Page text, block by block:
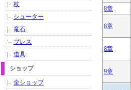
8章
8章
8章
9章
杖
シューター
竜石
ブレス
道具
ショップ
全ショップ